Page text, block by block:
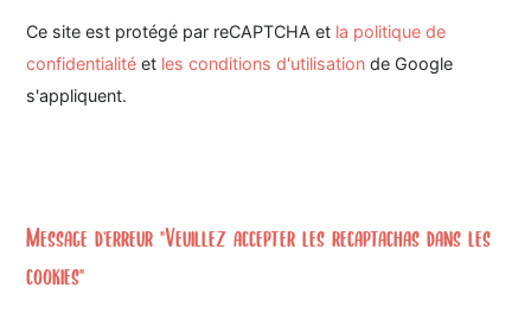
Ce site est protégé par reCAPTCHA et la politique de
confidentialité et les conditions d'utilisation de Google
s'appliquent.
Message d'erreur "Veuillez accepter les recaptachas dans les
cookies"